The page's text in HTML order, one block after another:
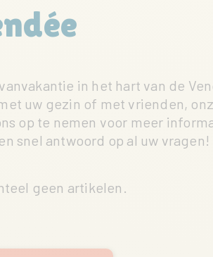
in het hart van de
uw gezin of met vrienden,
op te nemen voor meer
snel antwoord op al uw vragen!
geen artikelen.